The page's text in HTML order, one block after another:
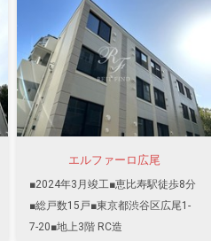
エルファーロ広尾
■2024年3月竣工■恵比寿駅徒歩8分
■総戸数15戸■東京都渋谷区広尾1-
7-20■地上3階 RC造